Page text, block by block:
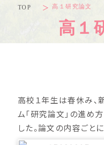
TOP 高１研究論文
高１
高校１年生は春休み、
ム「研究論文」の進め
した。論文の内容ごと